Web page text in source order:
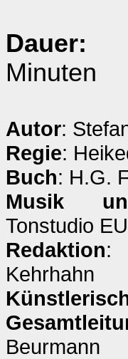
Dauer:
Minuten
Autor:
Regie:
Buch: H.G.
Musik
Tonstudio
Redaktion:
Kehrhahn
Beurmann